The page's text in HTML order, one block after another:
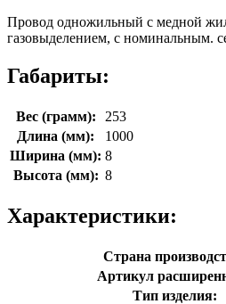
Провод одножильный с медной
газовыделением, с номинальным.
Габариты:
Вес (грамм):
253
Длина (мм):
1000
Ширина (мм): 8
Высота (мм): 8
Характеристики:
Страна
Артикул
Тип изделия: